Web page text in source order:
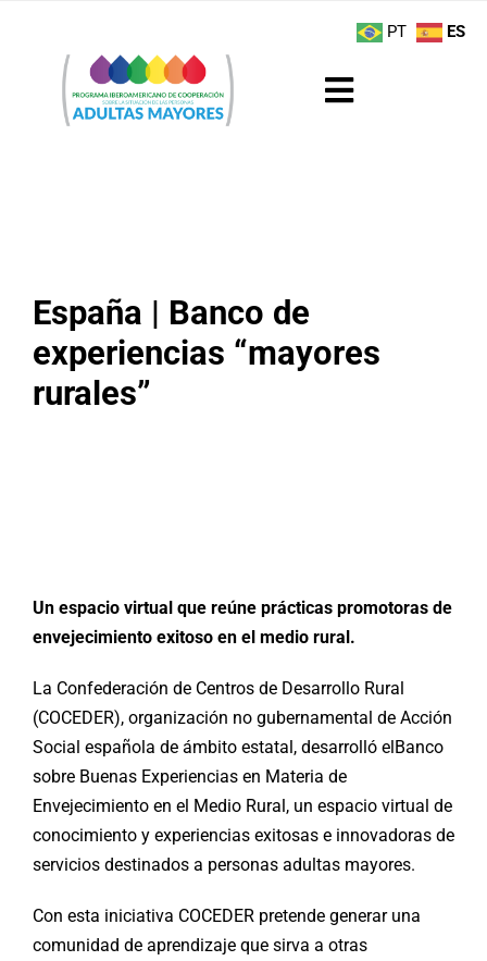
contenido
Toggle
Actividades
Boletín
España | Banco de
experiencias “mayores
rurales”
Un espacio virtual que reúne prácticas promotoras de
envejecimiento exitoso en el medio rural.
La Confederación de Centros de Desarrollo Rural
(COCEDER), organización no gubernamental de Acción
Social española de ámbito estatal, desarrolló elBanco
sobre Buenas Experiencias en Materia de
Envejecimiento en el Medio Rural, un espacio virtual de
conocimiento y experiencias exitosas e innovadoras de
servicios destinados a personas adultas mayores.
Con esta iniciativa COCEDER pretende generar una
comunidad de aprendizaje que sirva a otras
PT ES